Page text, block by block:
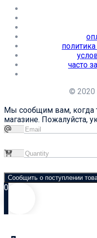
часто
© 2020
Мы сообщим вам, когда
магазине. Пожалуйста,
Сообщить о поступлении
0